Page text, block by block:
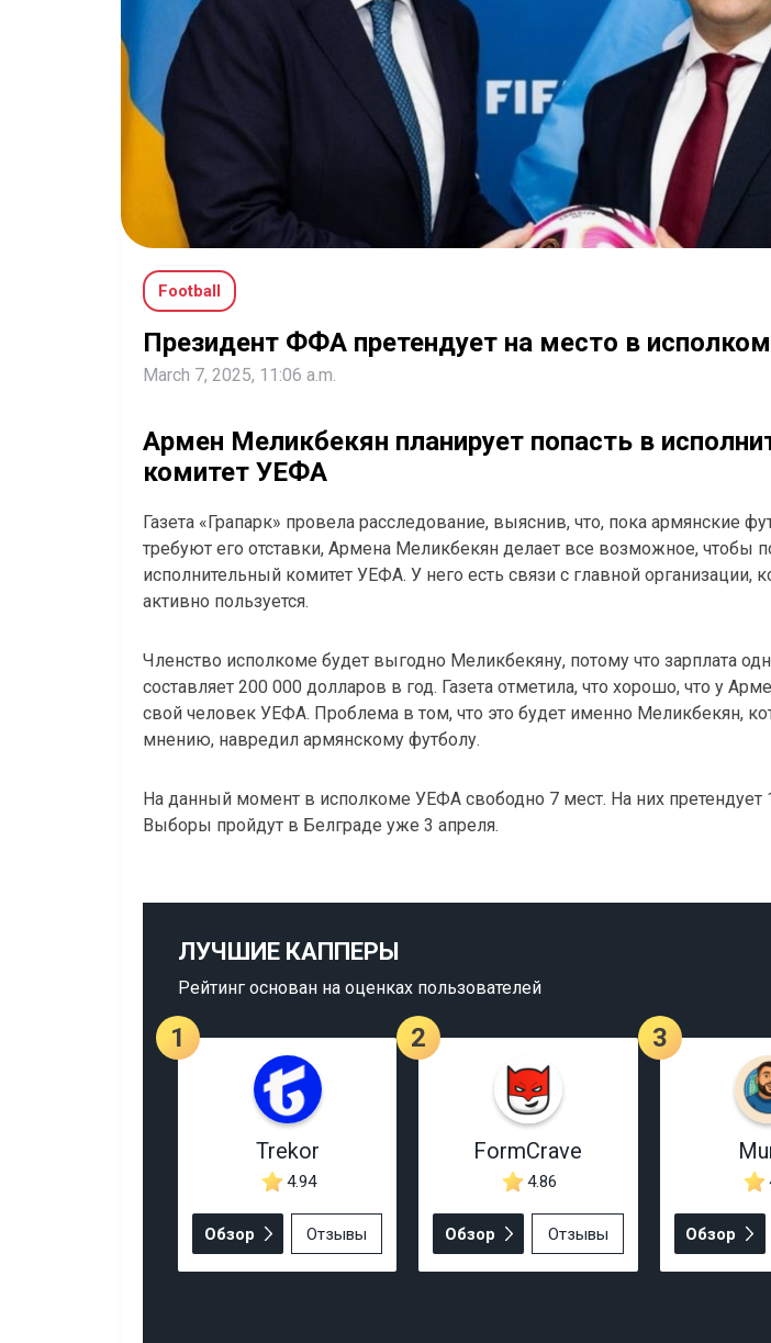
Football
Президент ФФА претендует на место в
March 7, 2025, 11:06 a.m.
Армен Меликбекян планирует попасть в
комитет УЕФА
Газета «Грапарк» провела расследование, выяснив, что, пока армянские
требуют его отставки, Армена Меликбекян делает все возможное, чтобы
исполнительный комитет УЕФА. У него есть связи с главной организации,
активно пользуется.
Членство исполкоме будет выгодно Меликбекяну, потому что зарплата
составляет 200 000 долларов в год. Газета отметила, что хорошо, что у
свой человек УЕФА. Проблема в том, что это будет именно Меликбекян,
мнению, навредил армянскому футболу.
На данный момент в исполкоме УЕФА свободно 7 мест. На них претендует
Выборы пройдут в Белграде уже 3 апреля.
ЛУЧШИЕ КАППЕРЫ
Рейтинг основан на оценках пользователей
1
Trekor
4.94
Обзор Отзывы
2
FormCrave
4.86
Обзор Отзывы
3
Обзор